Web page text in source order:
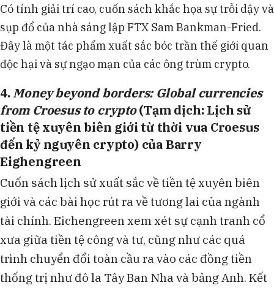
Có tính giải trí cao, cuốn sách khắc họa sự trỗi dậy và
sụp đổ của nhà sáng lập FTX Sam Bankman-Fried.
Đây là một tác phẩm xuất sắc bóc trần thế giới quan
độc hại và sự ngạo mạn của các ông trùm crypto.
4.Money beyond borders: Global currencies
from Croesus to crypto(Tạm dịch: Lịch sử
tiền tệ xuyên biên giới từ thời vua Croesus
đến kỷ nguyên crypto) của Barry
Eighengreen
Cuốn sách lịch sử xuất sắc về tiền tệ xuyên biên
giới và các bài học rút ra về tương lai của ngành
tài chính. Eichengreen xem xét sự cạnh tranh cổ
xưa giữa tiền tệ công và tư, cũng như các quá
trình chuyển đổi toàn cầu ra vào các đồng tiền
thống trị như đô la Tây Ban Nha và bảng Anh. Kết